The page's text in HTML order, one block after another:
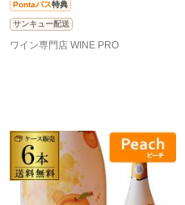
Pontaパス特典
サンキュー配送
ワイン専門店 WINE PRO